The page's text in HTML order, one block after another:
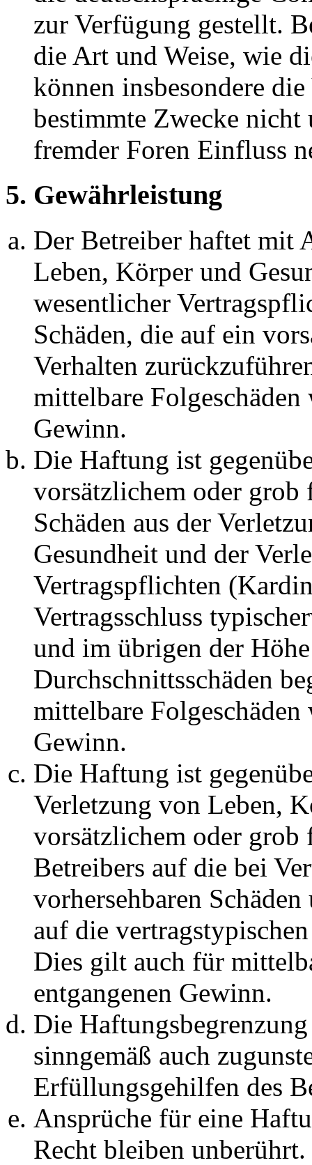
zur Verfügung gestellt.
die Art und Weise, wie
können insbesondere
bestimmte Zwecke nicht
fremder Foren Einfluss
5. Gewährleistung
Der Betreiber haftet mit
Leben, Körper und
wesentlicher
Schäden, die auf ein
Verhalten
mittelbare Folgeschäden
Gewinn.
Die Haftung ist
vorsätzlichem oder grob
Schäden aus der
Gesundheit und der
Vertragspflichten
Vertragsschluss
und im übrigen der
Durchschnittsschäden
mittelbare Folgeschäden
Gewinn.
Die Haftung ist
Verletzung von Leben,
vorsätzlichem oder grob
Betreibers auf die bei
vorhersehbaren
auf die
Dies gilt auch für
entgangenen Gewinn.
Die
sinngemäß auch
Erfüllungsgehilfen des
Ansprüche für eine
Recht bleiben unberührt.